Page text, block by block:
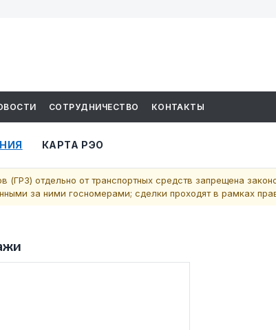
СОТРУДНИЧЕСТВО КОНТАКТЫ
КАРТА РЭО
(ГРЗ) отдельно от транспортных средств запрещена
за ними госномерами; сделки проходят в рамках